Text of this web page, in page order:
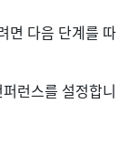
면 다음 단계를 따
런스를 설정합니